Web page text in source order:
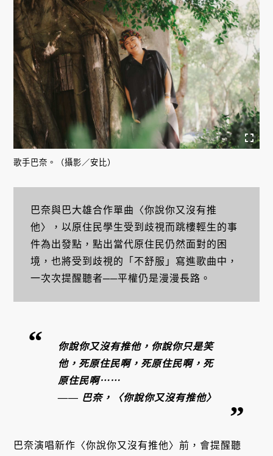
歌手巴奈。（攝影／安比）
巴奈與巴大雄合作單曲〈你說你又沒有推
他〉，以原住民學生受到歧視而跳樓輕生的事
件為出發點，點出當代原住民仍然面對的困
境，也將受到歧視的「不舒服」寫進歌曲中，
一次次提醒聽者──平權仍是漫漫長路。
你說你又沒有推他，你說你只是笑
他， 死原住民啊，死原住民啊，死
原住民啊⋯⋯
—— 巴奈，〈你說你又沒有推他〉
巴奈演唱新作〈你說你又沒有推他〉前，會提醒聽